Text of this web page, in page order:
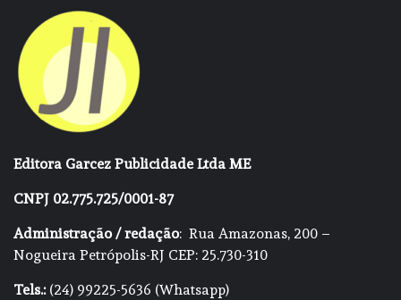
Editora Garcez Publicidade Ltda ME
CNPJ 02.775.725/0001-87
Administração / redação: Rua Amazonas, 200 –
Nogueira Petrópolis-RJ CEP: 25.730-310
Tels.:(24) 99225-5636 (Whatsapp)